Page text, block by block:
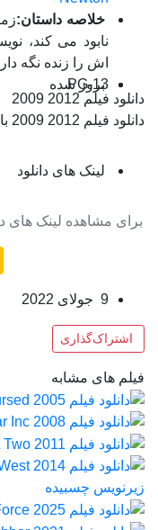
خلاصه داستان:
نابود می کند،
اش را زنده نگه
PG-13
بروز‌ شده
دانلود فیلم 2012 2009
دانلود فیلم 2012 2009 با دوبله فارسی
لینک های دانلود
برای مشاهده لینک های
9 جولای 2022
اشتراک‌گذاری
فیلم های مشابه